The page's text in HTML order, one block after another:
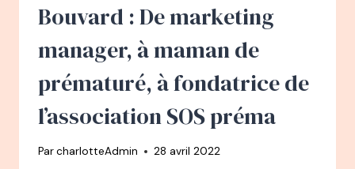
–
QUAND
UN
CANCER
TRANSFORME
VIE
43
Bouvard : De marketing
manager, à maman de
prématuré, à fondatrice de
l’association SOS préma
ParcharlotteAdmin 28 avril 2022